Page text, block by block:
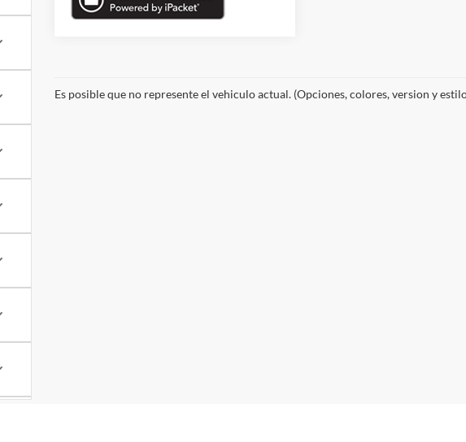
Es posible que no represente el vehiculo actual. (Opciones, colores, version y